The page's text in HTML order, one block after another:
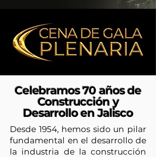
Celebramos 70 años de
Construcción y
Desarrollo en Jalisco
Desde 1954, hemos sido un pilar
fundamental en el desarrollo de
la industria de la construcción